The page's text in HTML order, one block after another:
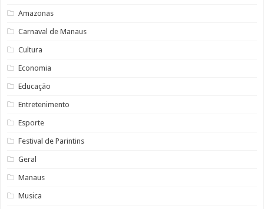
Amazonas
Carnaval de Manaus
Cultura
Economia
Educação
Entretenimento
Esporte
Festival de Parintins
Geral
Manaus
Musica